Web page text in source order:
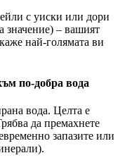
с уиски или дори
значение) – вашият
най-голямата ви
по-добра вода
вода. Целта е
да премахнете
запазите или